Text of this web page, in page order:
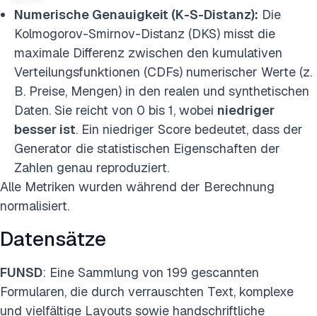
Numerische Genauigkeit (K-S-Distanz): Die
Kolmogorov-Smirnov-Distanz (DKS) misst die
maximale Differenz zwischen den kumulativen
Verteilungsfunktionen (CDFs) numerischer Werte (z.
B. Preise, Mengen) in den realen und synthetischen
Daten. Sie reicht von 0 bis 1, wobei niedriger
besser ist. Ein niedriger Score bedeutet, dass der
Generator die statistischen Eigenschaften der
Zahlen genau reproduziert.
Alle Metriken wurden während der Berechnung
normalisiert.
Datensätze
FUNSD: Eine Sammlung von 199 gescannten
Formularen, die durch verrauschten Text, komplexe
und vielfältige Layouts sowie handschriftliche